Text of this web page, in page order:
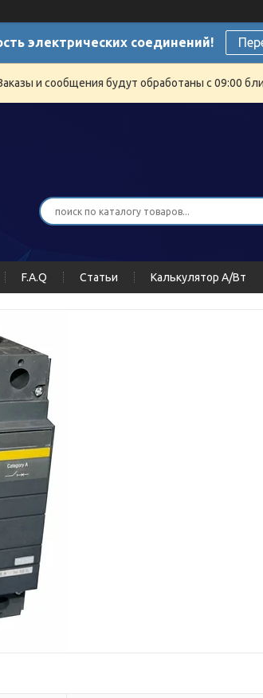
электрических соединений!
и сообщения будут обработаны с 09:00
F.A.Q Статьи Калькулятор А/Вт